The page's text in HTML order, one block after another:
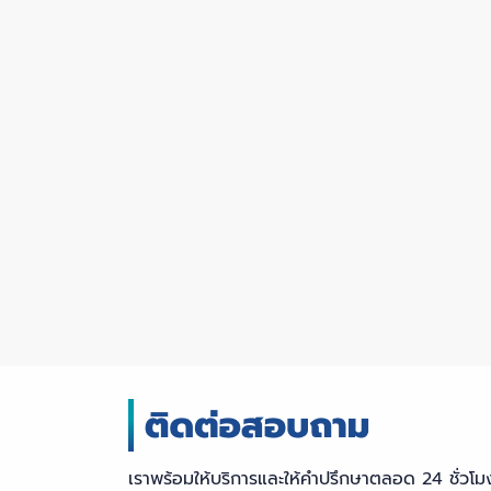
เราพร้อมให้บริการและให้คำปรึกษาตลอด 24 ชั่วโ